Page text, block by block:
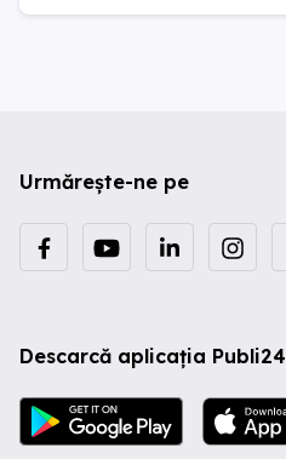
Urmărește-ne pe
Descarcă aplicația Publi24